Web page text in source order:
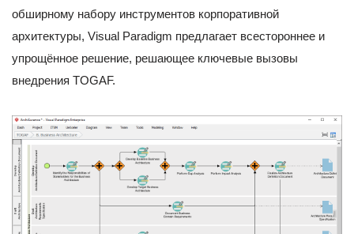
обширному набору инструментов корпоративной
архитектуры, Visual Paradigm предлагает всестороннее и
упрощённое решение, решающее ключевые вызовы
внедрения TOGAF.